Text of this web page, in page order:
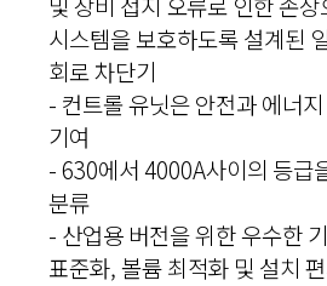
시스템을 보호하도록 설계된
회로 차단기
- 컨트롤 유닛은 안전과 에너
기여
- 630에서 4000A사이의 등급
분류
- 산업용 버전을 위한 우수한
표준화, 볼륨 최적화 및 설치